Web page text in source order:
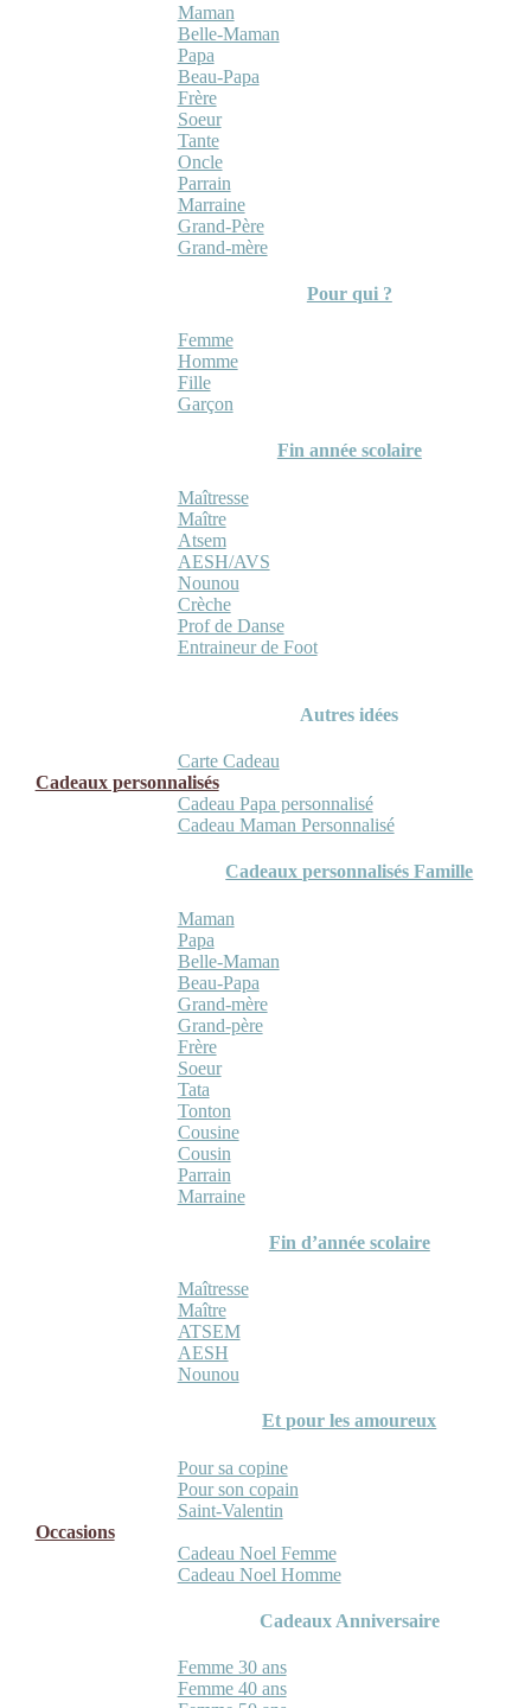
Maman
Belle-Maman
Papa
Beau-Papa
Frère
Soeur
Tante
Oncle
Parrain
Marraine
Grand-Père
Grand-mère
Pour qui ?
Femme
Homme
Fille
Garçon
Fin année scolaire
Maîtresse
Maître
Atsem
AESH/AVS
Nounou
Crèche
Prof de Danse
Entraineur de Foot
Autres idées
Carte Cadeau
Cadeaux personnalisés
Cadeau Papa personnalisé
Cadeau Maman Personnalisé
Cadeaux personnalisés Famille
Maman
Papa
Belle-Maman
Beau-Papa
Grand-mère
Grand-père
Frère
Soeur
Tata
Tonton
Cousine
Cousin
Parrain
Marraine
Fin d’année scolaire
Maîtresse
Maître
ATSEM
AESH
Nounou
Et pour les amoureux
Pour sa copine
Pour son copain
Saint-Valentin
Occasions
Cadeau Noel Femme
Cadeau Noel Homme
Cadeaux Anniversaire
Femme 30 ans
Femme 40 ans